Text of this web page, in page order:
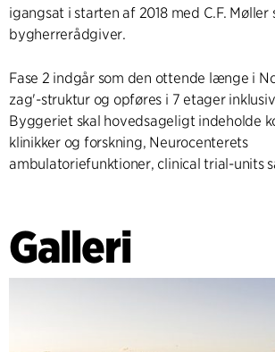
igangsat i starten af 2018 med C.F. Møller
bygherrerådgiver.
Fase 2 indgår som den ottende længe i
zag'-struktur og opføres i 7 etager
Byggeriet skal hovedsageligt indeholde
klinikker og forskning, Neurocenterets
ambulatoriefunktioner, clinical trial-units
Galleri